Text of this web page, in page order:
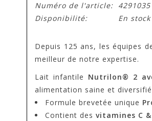
Numéro de l'article: 4291035
Disponibilité:
En stock
Depuis 125 ans, les équipes
meilleur de notre expertise.
Lait infantile Nutrilon® 2
alimentation saine et
Formule brevetée unique
Contient des vitamines C &